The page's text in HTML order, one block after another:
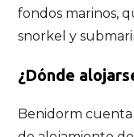
fondos marinos,
snorkel y
¿Dónde
Benidorm cuenta